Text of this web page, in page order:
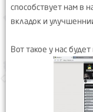
способствует нам в
вкладок и
Вот такое у нас